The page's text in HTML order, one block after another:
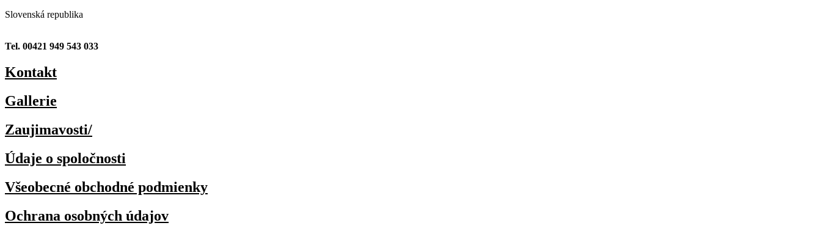
Slovenská republika
Tel. 00421 949 543 033
Kontakt
Gallerie
Zaujimavosti/
Údaje o spoločnosti
Všeobecné obchodné podmienky
Ochrana osobných údajov